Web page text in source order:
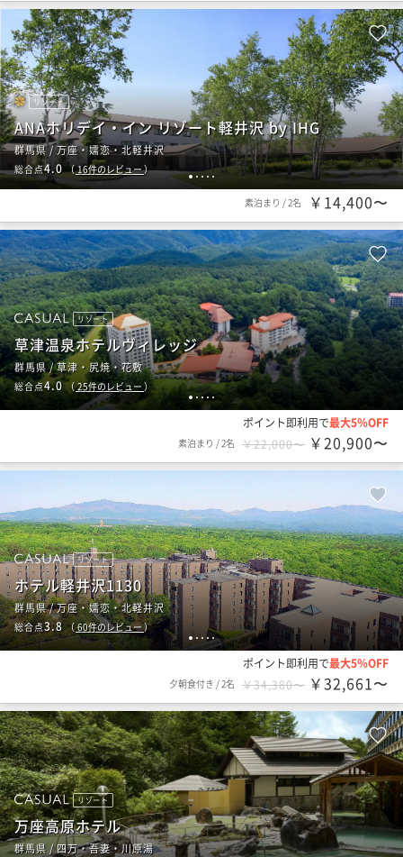
1 2 3 4 5
リゾート
ANAホリデイ・イン リゾート軽井沢 by IHG
群馬県 / 万座・嬬恋・北軽井沢
総合点4.0（16件のレビュー）
素泊まり /2名 ￥14,400〜
1 2 345
リゾート
草津温泉ホテルヴィレッジ
群馬県 / 草津・尻焼・花敷
総合点4.0（25件のレビュー）
ポイント即利用で最大5％OFF
素泊まり /2名 ￥22,000〜 ￥20,900〜
1 2 345
リゾート
ホテル軽井沢1130
群馬県 / 万座・嬬恋・北軽井沢
総合点3.8（60件のレビュー）
ポイント即利用で最大5％OFF
夕朝食付き /2名 ￥34,380〜 ￥32,661〜
リゾート
万座高原ホテル
群馬県 / 四万・吾妻・川原湯